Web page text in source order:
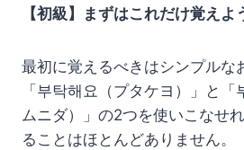
【初級】まずはこれだけ覚えよ
最初に覚えるべきはシンプルな
「부탁해요（プタケヨ）」と
ムニダ）」の2つを使いこなせ
ることはほとんどありません。